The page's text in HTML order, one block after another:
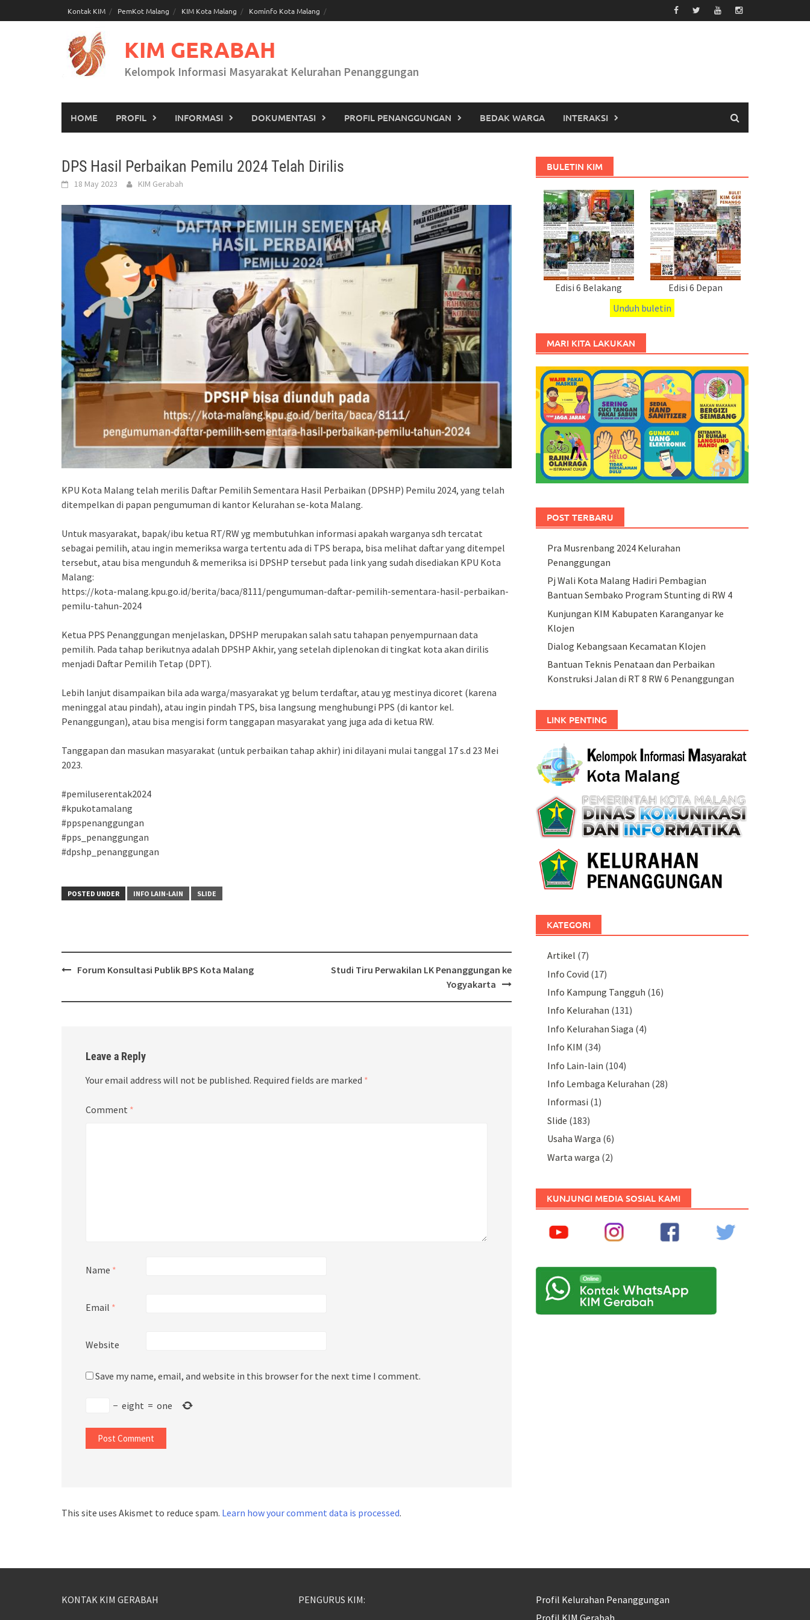
to
Kontak KIM PemKot Malang KIM Kota Malang Kominfo Kota Malang
KIM GERABAH
Kelompok Informasi Masyarakat Kelurahan Penanggungan
HOME PROFIL INFORMASI DOKUMENTASI PROFIL PENANGGUNGAN BEDAK WARGA INTERAKSI
DPS Hasil Perbaikan Pemilu 2024 Telah Dirilis
18 May 2023 KIM Gerabah
KPU Kota Malang telah merilis Daftar Pemilih Sementara Hasil Perbaikan (DPSHP) Pemilu 2024, yang telah
ditempelkan di papan pengumuman di kantor Kelurahan se-kota Malang.
Untuk masyarakat, bapak/ibu ketua RT/RW yg membutuhkan informasi apakah warganya sdh tercatat
sebagai pemilih, atau ingin memeriksa warga tertentu ada di TPS berapa, bisa melihat daftar yang ditempel
tersebut, atau bisa mengunduh & memeriksa isi DPSHP tersebut pada link yang sudah disediakan KPU Kota
Malang:
https://kota-malang.kpu.go.id/berita/baca/8111/pengumuman-daftar-pemilih-sementara-hasil-perbaikan-
pemilu-tahun-2024
Ketua PPS Penanggungan menjelaskan, DPSHP merupakan salah satu tahapan penyempurnaan data
pemilih. Pada tahap berikutnya adalah DPSHP Akhir, yang setelah diplenokan di tingkat kota akan dirilis
menjadi Daftar Pemilih Tetap (DPT).
Lebih lanjut disampaikan bila ada warga/masyarakat yg belum terdaftar, atau yg mestinya dicoret (karena
meninggal atau pindah), atau ingin pindah TPS, bisa langsung menghubungi PPS (di kantor kel.
Penanggungan), atau bisa mengisi form tanggapan masyarakat yang juga ada di ketua RW.
Tanggapan dan masukan masyarakat (untuk perbaikan tahap akhir) ini dilayani mulai tanggal 17 s.d 23 Mei
2023.
#pemiluserentak2024
#kpukotamalang
#ppspenanggungan
#pps_penanggungan
#dpshp_penanggungan
POSTED UNDER INFO LAIN-LAIN SLIDE
PostForum Konsultasi Publik BPS Kota Malang
Studi Tiru Perwakilan LK Penanggungan ke
Yogyakarta
Leave a Reply
Your email address will not be published. Required fields are marked *
Comment *
Name *
Email *
Website
Save my name, email, and website in this browser for the next time I comment.
− eight = one
This site uses Akismet to reduce spam. Learn how your comment data is processed.
BULETIN KIM
Edisi 6 Belakang
Edisi 6 Depan
Unduh buletin
MARI KITA LAKUKAN
POST TERBARU
Pra Musrenbang 2024 Kelurahan
Penanggungan
Pj Wali Kota Malang Hadiri Pembagian
Bantuan Sembako Program Stunting di RW 4
Kunjungan KIM Kabupaten Karanganyar ke
Klojen
Dialog Kebangsaan Kecamatan Klojen
Bantuan Teknis Penataan dan Perbaikan
Konstruksi Jalan di RT 8 RW 6 Penanggungan
LINK PENTING
KATEGORI
Artikel (7)
Info Covid (17)
Info Kampung Tangguh (16)
Info Kelurahan (131)
Info Kelurahan Siaga (4)
Info KIM (34)
Info Lain-lain (104)
Info Lembaga Kelurahan (28)
Informasi (1)
Slide (183)
Usaha Warga (6)
Warta warga (2)
KUNJUNGI MEDIA SOSIAL KAMI
KONTAK KIM GERABAH PENGURUS KIM:
Profil Kelurahan Penanggungan